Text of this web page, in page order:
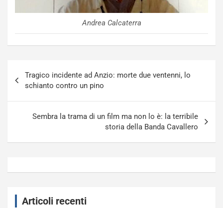
Andrea Calcaterra
articoli
Tragico incidente ad Anzio: morte due ventenni, lo
schianto contro un pino
Sembra la trama di un film ma non lo è: la terribile
storia della Banda Cavallero
Articoli recenti